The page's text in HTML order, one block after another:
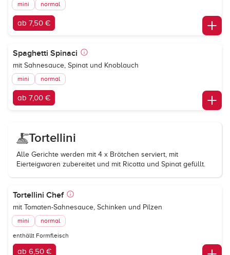
mini normal
ab 7,50 €
Spaghetti Spinaci
mit Sahnesauce, Spinat und Knoblauch
mini normal
ab 7,00 €
Tortellini
Alle Gerichte werden mit 4 x Brötchen serviert, mit
Eierteigwaren zubereitet und mit Ricotta und Spinat gefüllt.
Tortellini Chef
mit Tomaten-Sahnesauce, Schinken und Pilzen
mini normal
enthällt Formfleisch
ab 6,50 €